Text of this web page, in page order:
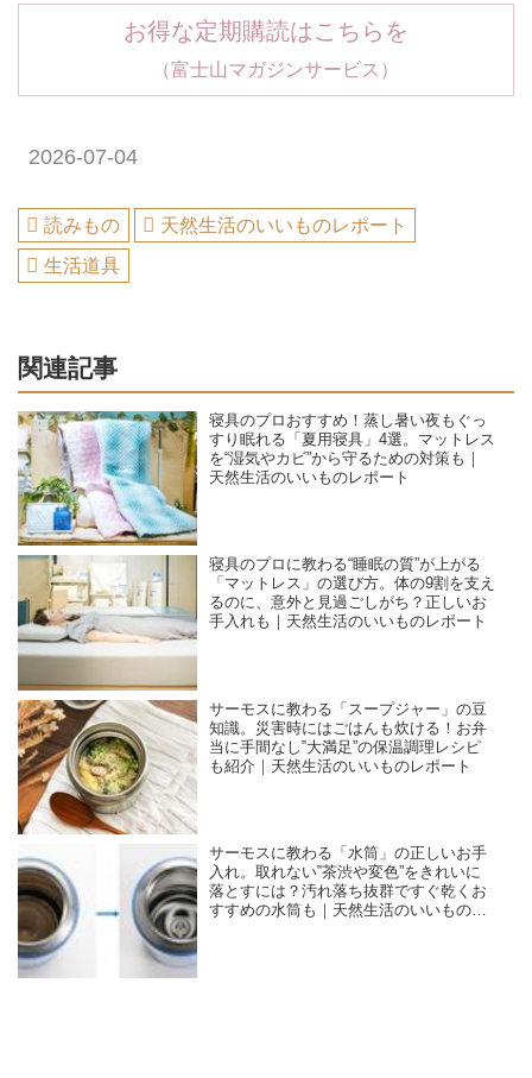
お得な定期購読はこちらを
（富士山マガジンサービス）
2026-07-04
読みもの
天然生活のいいものレポート
生活道具
関連記事
寝具のプロおすすめ！蒸し暑い夜もぐっ
すり眠れる「夏用寝具」4選。マットレス
を“湿気やカビ”から守るための対策も｜
天然生活のいいものレポート
寝具のプロに教わる“睡眠の質”が上がる
「マットレス」の選び方。体の9割を支え
るのに、意外と見過ごしがち？正しいお
手入れも｜天然生活のいいものレポート
サーモスに教わる「スープジャー」の豆
知識。災害時にはごはんも炊ける！お弁
当に手間なし‟大満足”の保温調理レシピ
も紹介｜天然生活のいいものレポート
サーモスに教わる「水筒」の正しいお手
入れ。取れない‟茶渋や変色”をきれいに
落とすには？汚れ落ち抜群ですぐ乾くお
すすめの水筒も｜天然生活のいいものレ